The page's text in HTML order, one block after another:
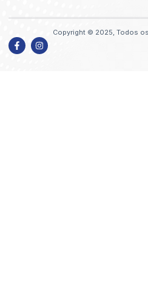
Copyright © 2025, Todos